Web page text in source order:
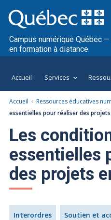
Campus numérique Québec
en formation à distance
Accueil Services
Accueil Ressources éducatives
essentielles pour réaliser des projets
Les
essentielles
des projets
Interordres Soutien et